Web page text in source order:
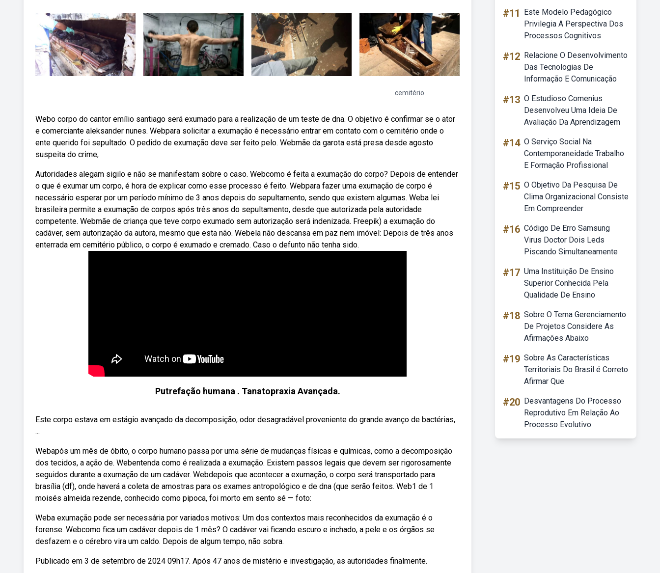
cemitério
Webo corpo do cantor emílio santiago será exumado para a realização de um teste de dna. O objetivo é confirmar se o ator
e comerciante aleksander nunes. Webpara solicitar a exumação é necessário entrar em contato com o cemitério onde o
ente querido foi sepultado. O pedido de exumação deve ser feito pelo. Webmãe da garota está presa desde agosto
suspeita do crime;
Autoridades alegam sigilo e não se manifestam sobre o caso. Webcomo é feita a exumação do corpo? Depois de entender
o que é exumar um corpo, é hora de explicar como esse processo é feito. Webpara fazer uma exumação de corpo é
necessário esperar por um período mínimo de 3 anos depois do sepultamento, sendo que existem algumas. Weba lei
brasileira permite a exumação de corpos após três anos do sepultamento, desde que autorizada pela autoridade
competente. Webmãe de criança que teve corpo exumado sem autorização será indenizada. Freepik) a exumação do
cadáver, sem autorização da autora, mesmo que esta não. Webela não descansa em paz nem imóvel: Depois de três anos
enterrada em cemitério público, o corpo é exumado e cremado. Caso o defunto não tenha sido.
Putrefação humana . Tanatopraxia Avançada.
Este corpo estava em estágio avançado da decomposição, odor desagradável proveniente do grande avanço de bactérias,
...
Webapós um mês de óbito, o corpo humano passa por uma série de mudanças físicas e químicas, como a decomposição
dos tecidos, a ação de. Webentenda como é realizada a exumação. Existem passos legais que devem ser rigorosamente
seguidos durante a exumação de um cadáver. Webdepois que acontecer a exumação, o corpo será transportado para
brasília (df), onde haverá a coleta de amostras para os exames antropológico e de dna (que serão feitos. Web1 de 1
moisés almeida rezende, conhecido como pipoca, foi morto em sento sé — foto:
Weba exumação pode ser necessária por variados motivos: Um dos contextos mais reconhecidos da exumação é o
forense. Webcomo fica um cadáver depois de 1 mês? O cadáver vai ficando escuro e inchado, a pele e os órgãos se
desfazem e o cérebro vira um caldo. Depois de algum tempo, não sobra.
Publicado em 3 de setembro de 2024 09h17. Após 47 anos de mistério e investigação, as autoridades finalmente.
#11
Este Modelo Pedagógico
Privilegia A Perspectiva Dos
Processos Cognitivos
#12 Relacione O Desenvolvimento
Das Tecnologias De
Informação E Comunicação
#13 O Estudioso Comenius
Desenvolveu Uma Ideia De
Avaliação Da Aprendizagem
#14 O Serviço Social Na
Contemporaneidade Trabalho
E Formação Profissional
#15 O Objetivo Da Pesquisa De
Clima Organizacional Consiste
Em Compreender
#16 Código De Erro Samsung
Virus Doctor Dois Leds
Piscando Simultaneamente
#17 Uma Instituição De Ensino
Superior Conhecida Pela
Qualidade De Ensino
#18 Sobre O Tema Gerenciamento
De Projetos Considere As
Afirmações Abaixo
#19 Sobre As Características
Territoriais Do Brasil é Correto
Afirmar Que
#20 Desvantagens Do Processo
Reprodutivo Em Relação Ao
Processo Evolutivo